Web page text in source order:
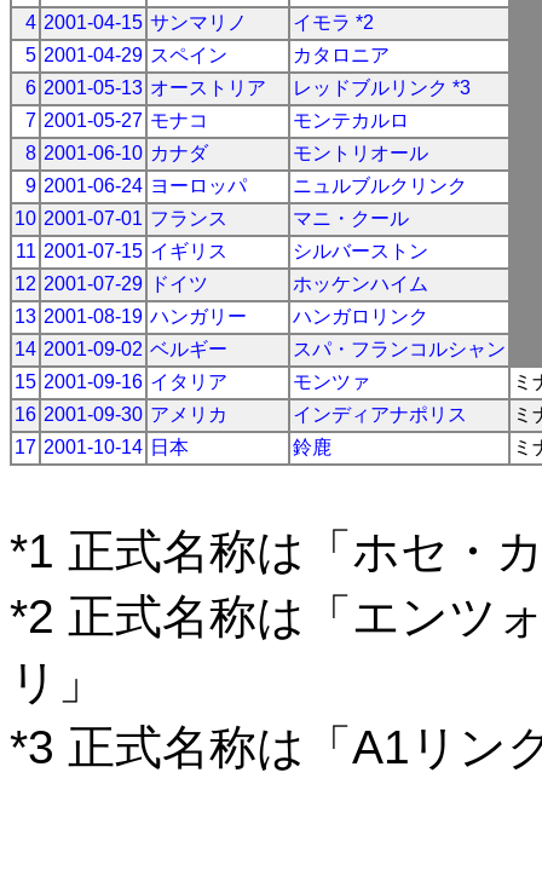
4 2001-04-15 サンマリノ
イモラ *2
5 2001-04-29 スペイン
カタロニア
6 2001-05-13 オーストリア
レッドブルリンク *3
7 2001-05-27 モナコ
モンテカルロ
8 2001-06-10 カナダ
モントリオール
9 2001-06-24 ヨーロッパ
ニュルブルクリンク
10 2001-07-01 フランス
マニ・クール
11 2001-07-15 イギリス
シルバーストン
12 2001-07-29 ドイツ
ホッケンハイム
13 2001-08-19 ハンガリー
ハンガロリンク
14 2001-09-02 ベルギー
スパ・フランコルシャン
15 2001-09-16 イタリア モンツァ
ミ
16 2001-09-30 アメリカ インディアナポリス
ミ
17 2001-10-14 日本 鈴鹿 ミ
*1 正式名称は「ホセ・
*2 正式名称は「エンツ
リ」
*3 正式名称は「A1リン